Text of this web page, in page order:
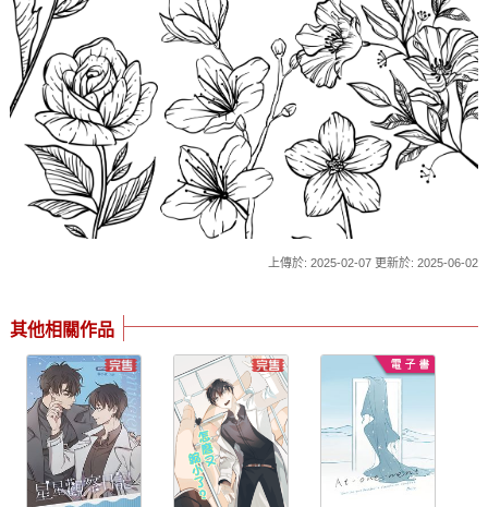
上傳於: 2025-02-07 更新於: 2025-06-02
其他相關作品